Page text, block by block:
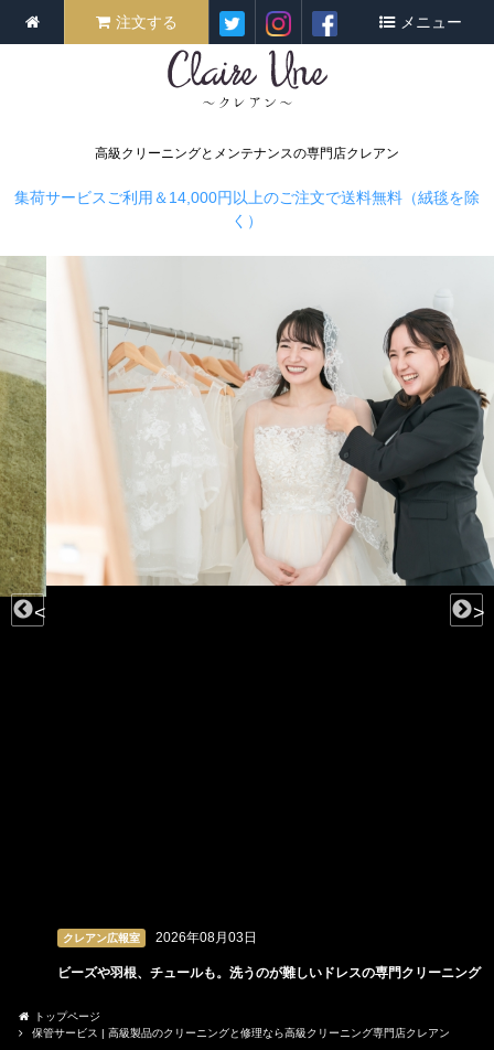
高級クリーニングとメンテナンスの専門店クレアン
注文する メニュー
集荷サービスご利用＆14,000円以上のご注文で送料無料（絨毯を除
く）
クレアン広報室 2026年08月03日
ビーズや羽根、チュールも。洗うのが難しいドレスの専門クリーニング
< >
トップページ
保管サービス | 高級製品のクリーニングと修理なら高級クリーニング専門店クレアン